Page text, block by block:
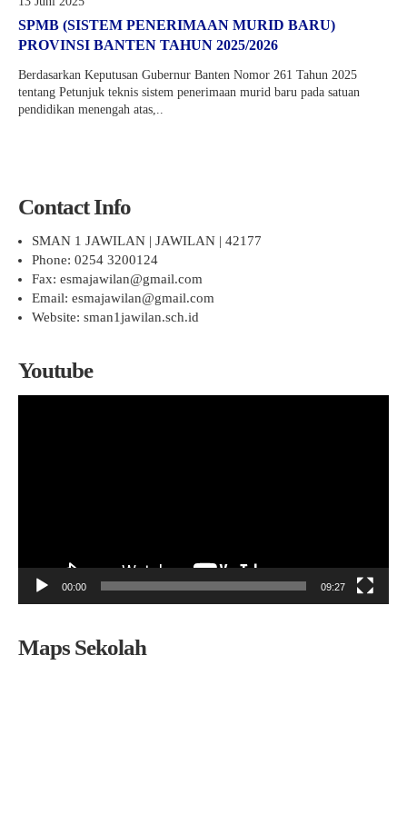
KEAMANAN
KANTIN
SENI
TAEKWONDO
KARATE
KIrSTIK (Karya Ilmiah Remaja dan Jurnalistik)
HASIL SELEKSI AFIRMASI
PENDAFTARAN SPMB JALUR PRESTASI AKADEMIK
HASIL SELEKSI PRESTASI AKADEMIK
JUKNIS SPMB 2026
STPJM SPMB 2026
SPMB (SISTEM PENERIMAAN MURID BARU)
PROVINSI BANTEN TAHUN 2025/2026
Berdasarkan Keputusan Gubernur Banten Nomor 261 Tahun 2025
tentang Petunjuk teknis sistem penerimaan murid baru pada satuan
pendidikan menengah atas,..
Contact Info
SMAN 1 JAWILAN | JAWILAN | 42177
Phone: 0254 3200124
Fax: esmajawilan@gmail.com
Email: esmajawilan@gmail.com
Website: sman1jawilan.sch.id
Youtube
00:00 09:27
Maps Sekolah